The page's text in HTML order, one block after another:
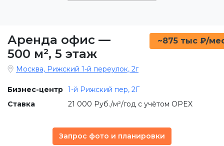
Аренда офис —
500 м², 5 этаж
~875 тыс ₽/
Москва, Рижский 1-й переулок, 2г
Бизнес-центр 1-й Рижский пер, 2Г
Ставка
21 000 Руб./м²/год с учётом OPEX
Запрос фото и планировки